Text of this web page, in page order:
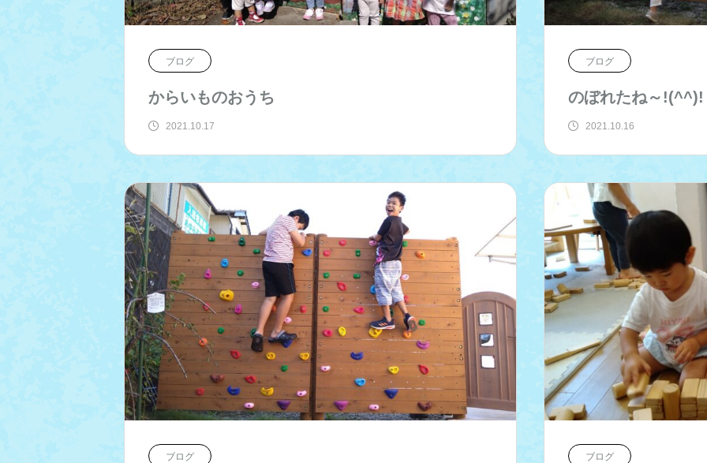
ブログ
からいものおうち
2021.10.17
ブログ
のぼれたね～!(^^)!
2021.10.16
ブログ ブログ